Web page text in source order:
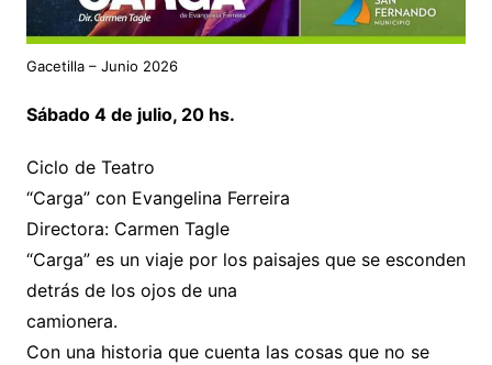
Gacetilla – Junio 2026
Sábado 4 de julio, 20 hs.
Ciclo de Teatro
“Carga” con Evangelina Ferreira
Directora: Carmen Tagle
“Carga” es un viaje por los paisajes que se esconden
detrás de los ojos de una
camionera.
Con una historia que cuenta las cosas que no se